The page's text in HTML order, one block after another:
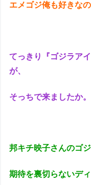
エメゴジ俺も好きな
てっきり『ゴジラア
が、
そっちで来ましたか。
邦キチ映子さんのゴ
期待を裏切らないデ